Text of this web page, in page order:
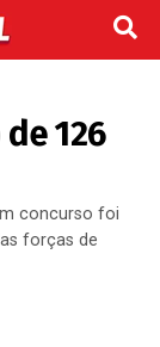
126
concurso foi
forças de